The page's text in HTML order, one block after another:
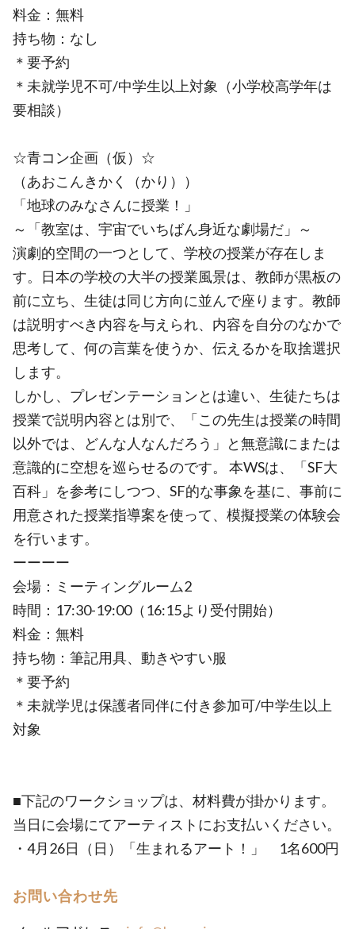
料金：無料
持ち物：なし
＊要予約
＊未就学児不可/中学生以上対象（小学校高学年は
要相談）
☆青コン企画（仮）☆
（あおこんきかく（かり））
「地球のみなさんに授業！」
～「教室は、宇宙でいちばん身近な劇場だ」～
演劇的空間の一つとして、学校の授業が存在しま
す。日本の学校の大半の授業風景は、教師が黒板の
前に立ち、生徒は同じ方向に並んで座ります。教師
は説明すべき内容を与えられ、内容を自分のなかで
思考して、何の言葉を使うか、伝えるかを取捨選択
します。
しかし、プレゼンテーションとは違い、生徒たちは
授業で説明内容とは別で、「この先生は授業の時間
以外では、どんな人なんだろう」と無意識にまたは
意識的に空想を巡らせるのです。 本WSは、「SF大
百科」を参考にしつつ、SF的な事象を基に、事前に
用意された授業指導案を使って、模擬授業の体験会
を行います。
ーーーー
会場：ミーティングルーム2
時間：17:30-19:00（16:15より受付開始）
料金：無料
持ち物：筆記用具、動きやすい服
＊要予約
＊未就学児は保護者同伴に付き参加可/中学生以上
対象
■下記のワークショップは、材料費が掛かります。
当日に会場にてアーティストにお支払いください。
・4月26日（日）「生まれるアート！」 1名600円
お問い合わせ先